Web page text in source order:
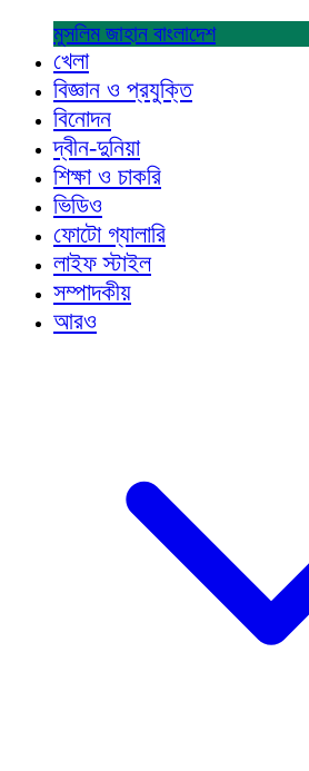
মুসলিম জাহান বাংলাদেশ
খেলা
বিজ্ঞান ও প্রযুক্তি
বিনোদন
দ্বীন-দুনিয়া
শিক্ষা ও চাকরি
ভিডিও
ফোটো গ্যালারি
লাইফ স্টাইল
সম্পাদকীয়
আরও